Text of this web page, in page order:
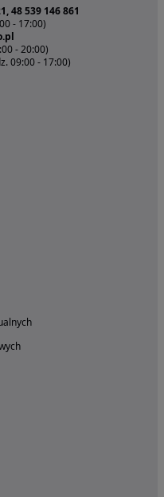
48 539 146 861
- 17:00)
- 20:00)
09:00 - 17:00)